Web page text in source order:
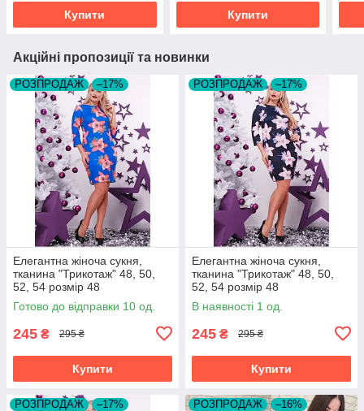
Купити Купити
Акційні пропозиції та новинки
РОЗПРОДАЖ –17%
Елегантна жіноча сукня,
тканина "Трикотаж" 48, 50,
52, 54 розмір 48
Готово до відправки 10 од.
245 ₴ 295 ₴
Купити
РОЗПРОДАЖ –17%
Елегантна жіноча сукня,
тканина "Трикотаж" 48, 50,
52, 54 розмір 48
В наявності 1 од.
245 ₴ 295 ₴
Купити
РОЗПРОДАЖ –17% РОЗПРОДАЖ –16%